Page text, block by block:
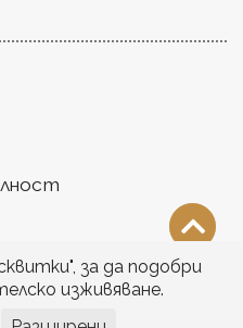
за да подобри
изживяване.